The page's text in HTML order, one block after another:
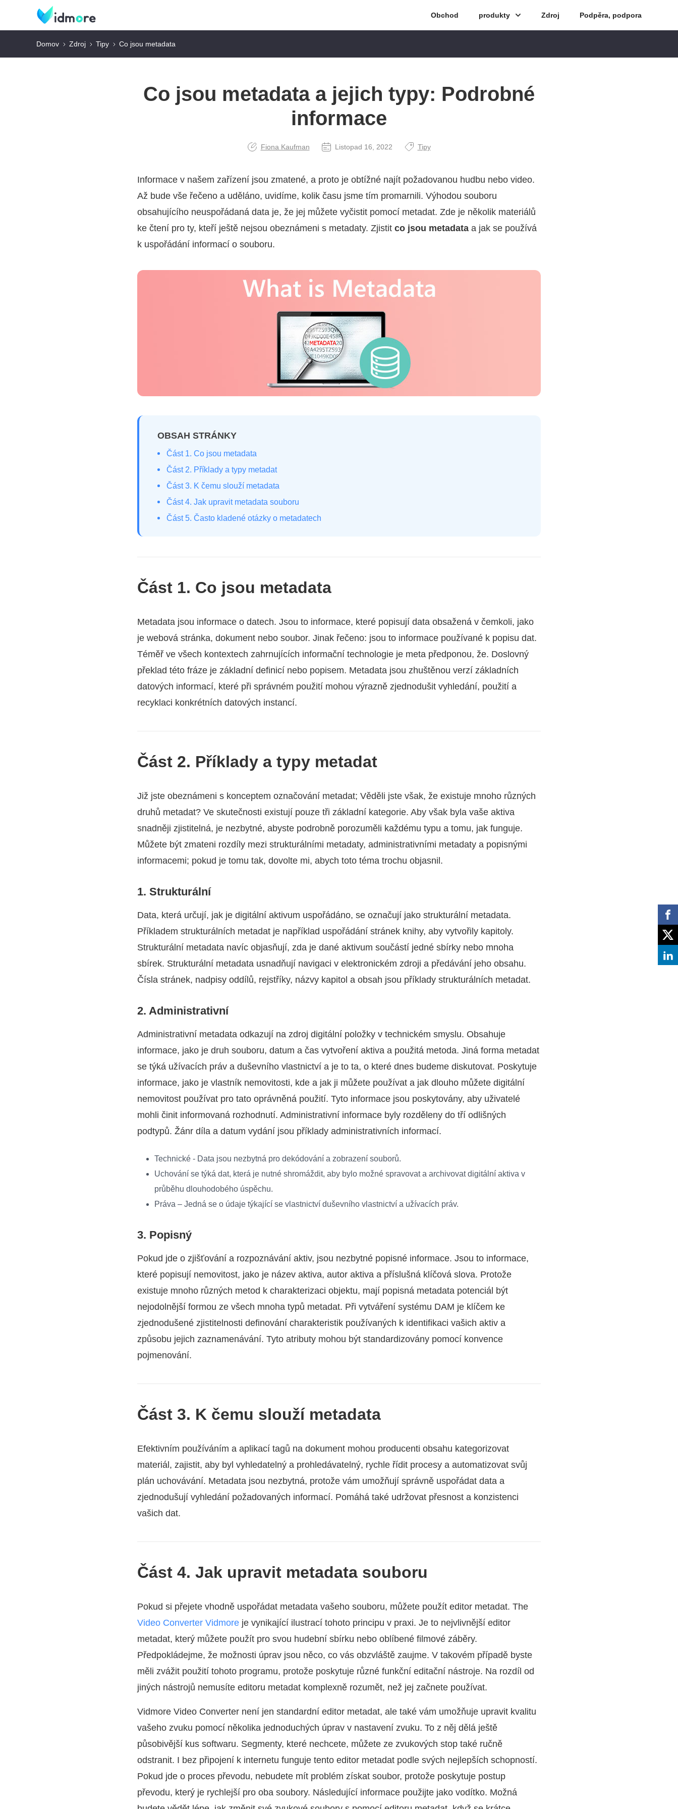
Obchod produkty Zdroj Podpěra, podpora
Domov Zdroj Tipy Co jsou metadata
Co jsou metadata a jejich typy: Podrobné
informace
Fiona Kaufman Listopad 16, 2022 Tipy
Informace v našem zařízení jsou zmatené, a proto je obtížné najít požadovanou hudbu nebo video.
Až bude vše řečeno a uděláno, uvidíme, kolik času jsme tím promarnili. Výhodou souboru
obsahujícího neuspořádaná data je, že jej můžete vyčistit pomocí metadat. Zde je několik materiálů
ke čtení pro ty, kteří ještě nejsou obeznámeni s metadaty. Zjistit co jsou metadata a jak se používá
k uspořádání informací o souboru.
OBSAH STRÁNKY
Část 1. Co jsou metadata
Část 2. Příklady a typy metadat
Část 3. K čemu slouží metadata
Část 4. Jak upravit metadata souboru
Část 5. Často kladené otázky o metadatech
Část 1. Co jsou metadata
Metadata jsou informace o datech. Jsou to informace, které popisují data obsažená v čemkoli, jako
je webová stránka, dokument nebo soubor. Jinak řečeno: jsou to informace používané k popisu dat.
Téměř ve všech kontextech zahrnujících informační technologie je meta předponou, že. Doslovný
překlad této fráze je základní definicí nebo popisem. Metadata jsou zhuštěnou verzí základních
datových informací, které při správném použití mohou výrazně zjednodušit vyhledání, použití a
recyklaci konkrétních datových instancí.
Část 2. Příklady a typy metadat
Již jste obeznámeni s konceptem označování metadat; Věděli jste však, že existuje mnoho různých
druhů metadat? Ve skutečnosti existují pouze tři základní kategorie. Aby však byla vaše aktiva
snadněji zjistitelná, je nezbytné, abyste podrobně porozuměli každému typu a tomu, jak funguje.
Můžete být zmateni rozdíly mezi strukturálními metadaty, administrativními metadaty a popisnými
informacemi; pokud je tomu tak, dovolte mi, abych toto téma trochu objasnil.
1. Strukturální
Data, která určují, jak je digitální aktivum uspořádáno, se označují jako strukturální metadata.
Příkladem strukturálních metadat je například uspořádání stránek knihy, aby vytvořily kapitoly.
Strukturální metadata navíc objasňují, zda je dané aktivum součástí jedné sbírky nebo mnoha
sbírek. Strukturální metadata usnadňují navigaci v elektronickém zdroji a předávání jeho obsahu.
Čísla stránek, nadpisy oddílů, rejstříky, názvy kapitol a obsah jsou příklady strukturálních metadat.
2. Administrativní
Administrativní metadata odkazují na zdroj digitální položky v technickém smyslu. Obsahuje
informace, jako je druh souboru, datum a čas vytvoření aktiva a použitá metoda. Jiná forma metadat
se týká užívacích práv a duševního vlastnictví a je to ta, o které dnes budeme diskutovat. Poskytuje
informace, jako je vlastník nemovitosti, kde a jak ji můžete používat a jak dlouho můžete digitální
nemovitost používat pro tato oprávněná použití. Tyto informace jsou poskytovány, aby uživatelé
mohli činit informovaná rozhodnutí. Administrativní informace byly rozděleny do tří odlišných
podtypů. Žánr díla a datum vydání jsou příklady administrativních informací.
Technické - Data jsou nezbytná pro dekódování a zobrazení souborů.
Uchování se týká dat, která je nutné shromáždit, aby bylo možné spravovat a archivovat digitální aktiva v
průběhu dlouhodobého úspěchu.
Práva – Jedná se o údaje týkající se vlastnictví duševního vlastnictví a užívacích práv.
3. Popisný
Pokud jde o zjišťování a rozpoznávání aktiv, jsou nezbytné popisné informace. Jsou to informace,
které popisují nemovitost, jako je název aktiva, autor aktiva a příslušná klíčová slova. Protože
existuje mnoho různých metod k charakterizaci objektu, mají popisná metadata potenciál být
nejodolnější formou ze všech mnoha typů metadat. Při vytváření systému DAM je klíčem ke
zjednodušené zjistitelnosti definování charakteristik používaných k identifikaci vašich aktiv a
způsobu jejich zaznamenávání. Tyto atributy mohou být standardizovány pomocí konvence
pojmenování.
Část 3. K čemu slouží metadata
Efektivním používáním a aplikací tagů na dokument mohou producenti obsahu kategorizovat
materiál, zajistit, aby byl vyhledatelný a prohledávatelný, rychle řídit procesy a automatizovat svůj
plán uchovávání. Metadata jsou nezbytná, protože vám umožňují správně uspořádat data a
zjednodušují vyhledání požadovaných informací. Pomáhá také udržovat přesnost a konzistenci
vašich dat.
Část 4. Jak upravit metadata souboru
Pokud si přejete vhodně uspořádat metadata vašeho souboru, můžete použít editor metadat. The
Video Converter Vidmore je vynikající ilustrací tohoto principu v praxi. Je to nejvlivnější editor
metadat, který můžete použít pro svou hudební sbírku nebo oblíbené filmové záběry.
Předpokládejme, že možnosti úprav jsou něco, co vás obzvláště zaujme. V takovém případě byste
měli zvážit použití tohoto programu, protože poskytuje různé funkční editační nástroje. Na rozdíl od
jiných nástrojů nemusíte editoru metadat komplexně rozumět, než jej začnete používat.
Vidmore Video Converter není jen standardní editor metadat, ale také vám umožňuje upravit kvalitu
vašeho zvuku pomocí několika jednoduchých úprav v nastavení zvuku. To z něj dělá ještě
působivější kus softwaru. Segmenty, které nechcete, můžete ze zvukových stop také ručně
odstranit. I bez připojení k internetu funguje tento editor metadat podle svých nejlepších schopností.
Pokud jde o proces převodu, nebudete mít problém získat soubor, protože poskytuje postup
převodu, který je rychlejší pro oba soubory. Následující informace použijte jako vodítko. Možná